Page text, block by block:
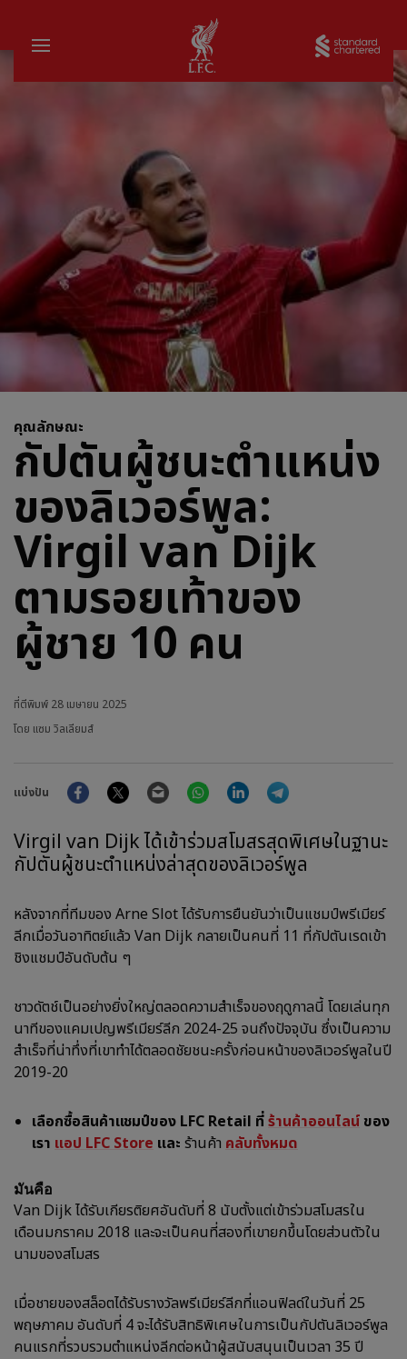
บ้าน
คุณลักษณะ
กัปตันผู้ชนะตำแหน่ง
ของลิเวอร์พูล:
Virgil van Dijk
ตามรอยเท้าของ
ผู้ชาย 10 คน
ที่ตีพิมพ์ 28 เมษายน 2025
โดย แซม วิลเลียมส์
แบ่งปัน
FacebookTwitter Email WhatsAppLinkedIn
Virgil van Dijk ได้เข้าร่วมสโมสรสุดพิเศษในฐานะ
กัปตันผู้ชนะตำแหน่งล่าสุดของลิเวอร์พูล
หลังจากที่ทีมของ Arne Slot ได้รับการยืนยันว่าเป็นแชมป์พรีเมียร์
ลีกเมื่อวันอาทิตย์แล้ว Van Dijk กลายเป็นคนที่ 11 ที่กัปตันเรดเข้า
ชิงแชมป์อันดับต้น ๆ
ชาวดัตช์เป็นอย่างยิ่งใหญ่ตลอดความสำเร็จของฤดูกาลนี้ โดยเล่นทุก
นาทีของแคมเปญพรีเมียร์ลีก 2024-25 จนถึงปัจจุบัน ซึ่งเป็นความ
สำเร็จที่น่าทึ่งที่เขาทำได้ตลอดชัยชนะครั้งก่อนหน้าของลิเวอร์พูลในปี
2019-20
เลือกซื้อสินค้าแชมป์ของ LFC Retail ที่ร้านค้าออนไลน์ของ
เรา แอป LFC Store และ ร้านค้า คลับทั้งหมด
มันคือ
Van Dijk ได้รับเกียรติยศอันดับที่ 8 นับตั้งแต่เข้าร่วมสโมสรใน
เดือนมกราคม 2018 และจะเป็นคนที่สองที่เขายกขึ้นโดยส่วนตัวใน
นามของสโมสร
เมื่อชายของสล็อตได้รับรางวัลพรีเมียร์ลีกที่แอนฟิลด์ในวันที่ 25
พฤษภาคม อันดับที่ 4 จะได้รับสิทธิพิเศษในการเป็นกัปตันลิเวอร์พูล
คนแรกที่รวบรวมตำแหน่งลีกต่อหน้าผู้สนับสนุนเป็นเวลา 35 ปี